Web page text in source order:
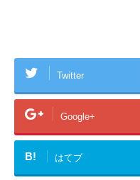
Twitter
Google+
B! はてブ